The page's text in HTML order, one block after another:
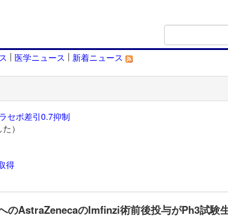
| 医学ニュース | 新着ニュース
セボ差引0.7抑制
）
得
のAstraZenecaのImfinzi術前後投与がPh3試験